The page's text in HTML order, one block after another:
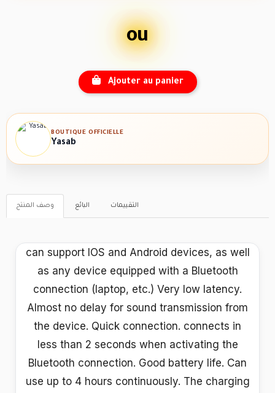
ou
Ajouter au panier
BOUTIQUE OFFICIELLE
Yasab
وصف المنتج البائع التقييمات
can support IOS and Android devices, as well
as any device equipped with a Bluetooth
connection (laptop, etc.) Very low latency.
Almost no delay for sound transmission from
the device. Quick connection. connects in
less than 2 seconds when activating the
Bluetooth connection. Good battery life. Can
use up to 4 hours continuously. The charging